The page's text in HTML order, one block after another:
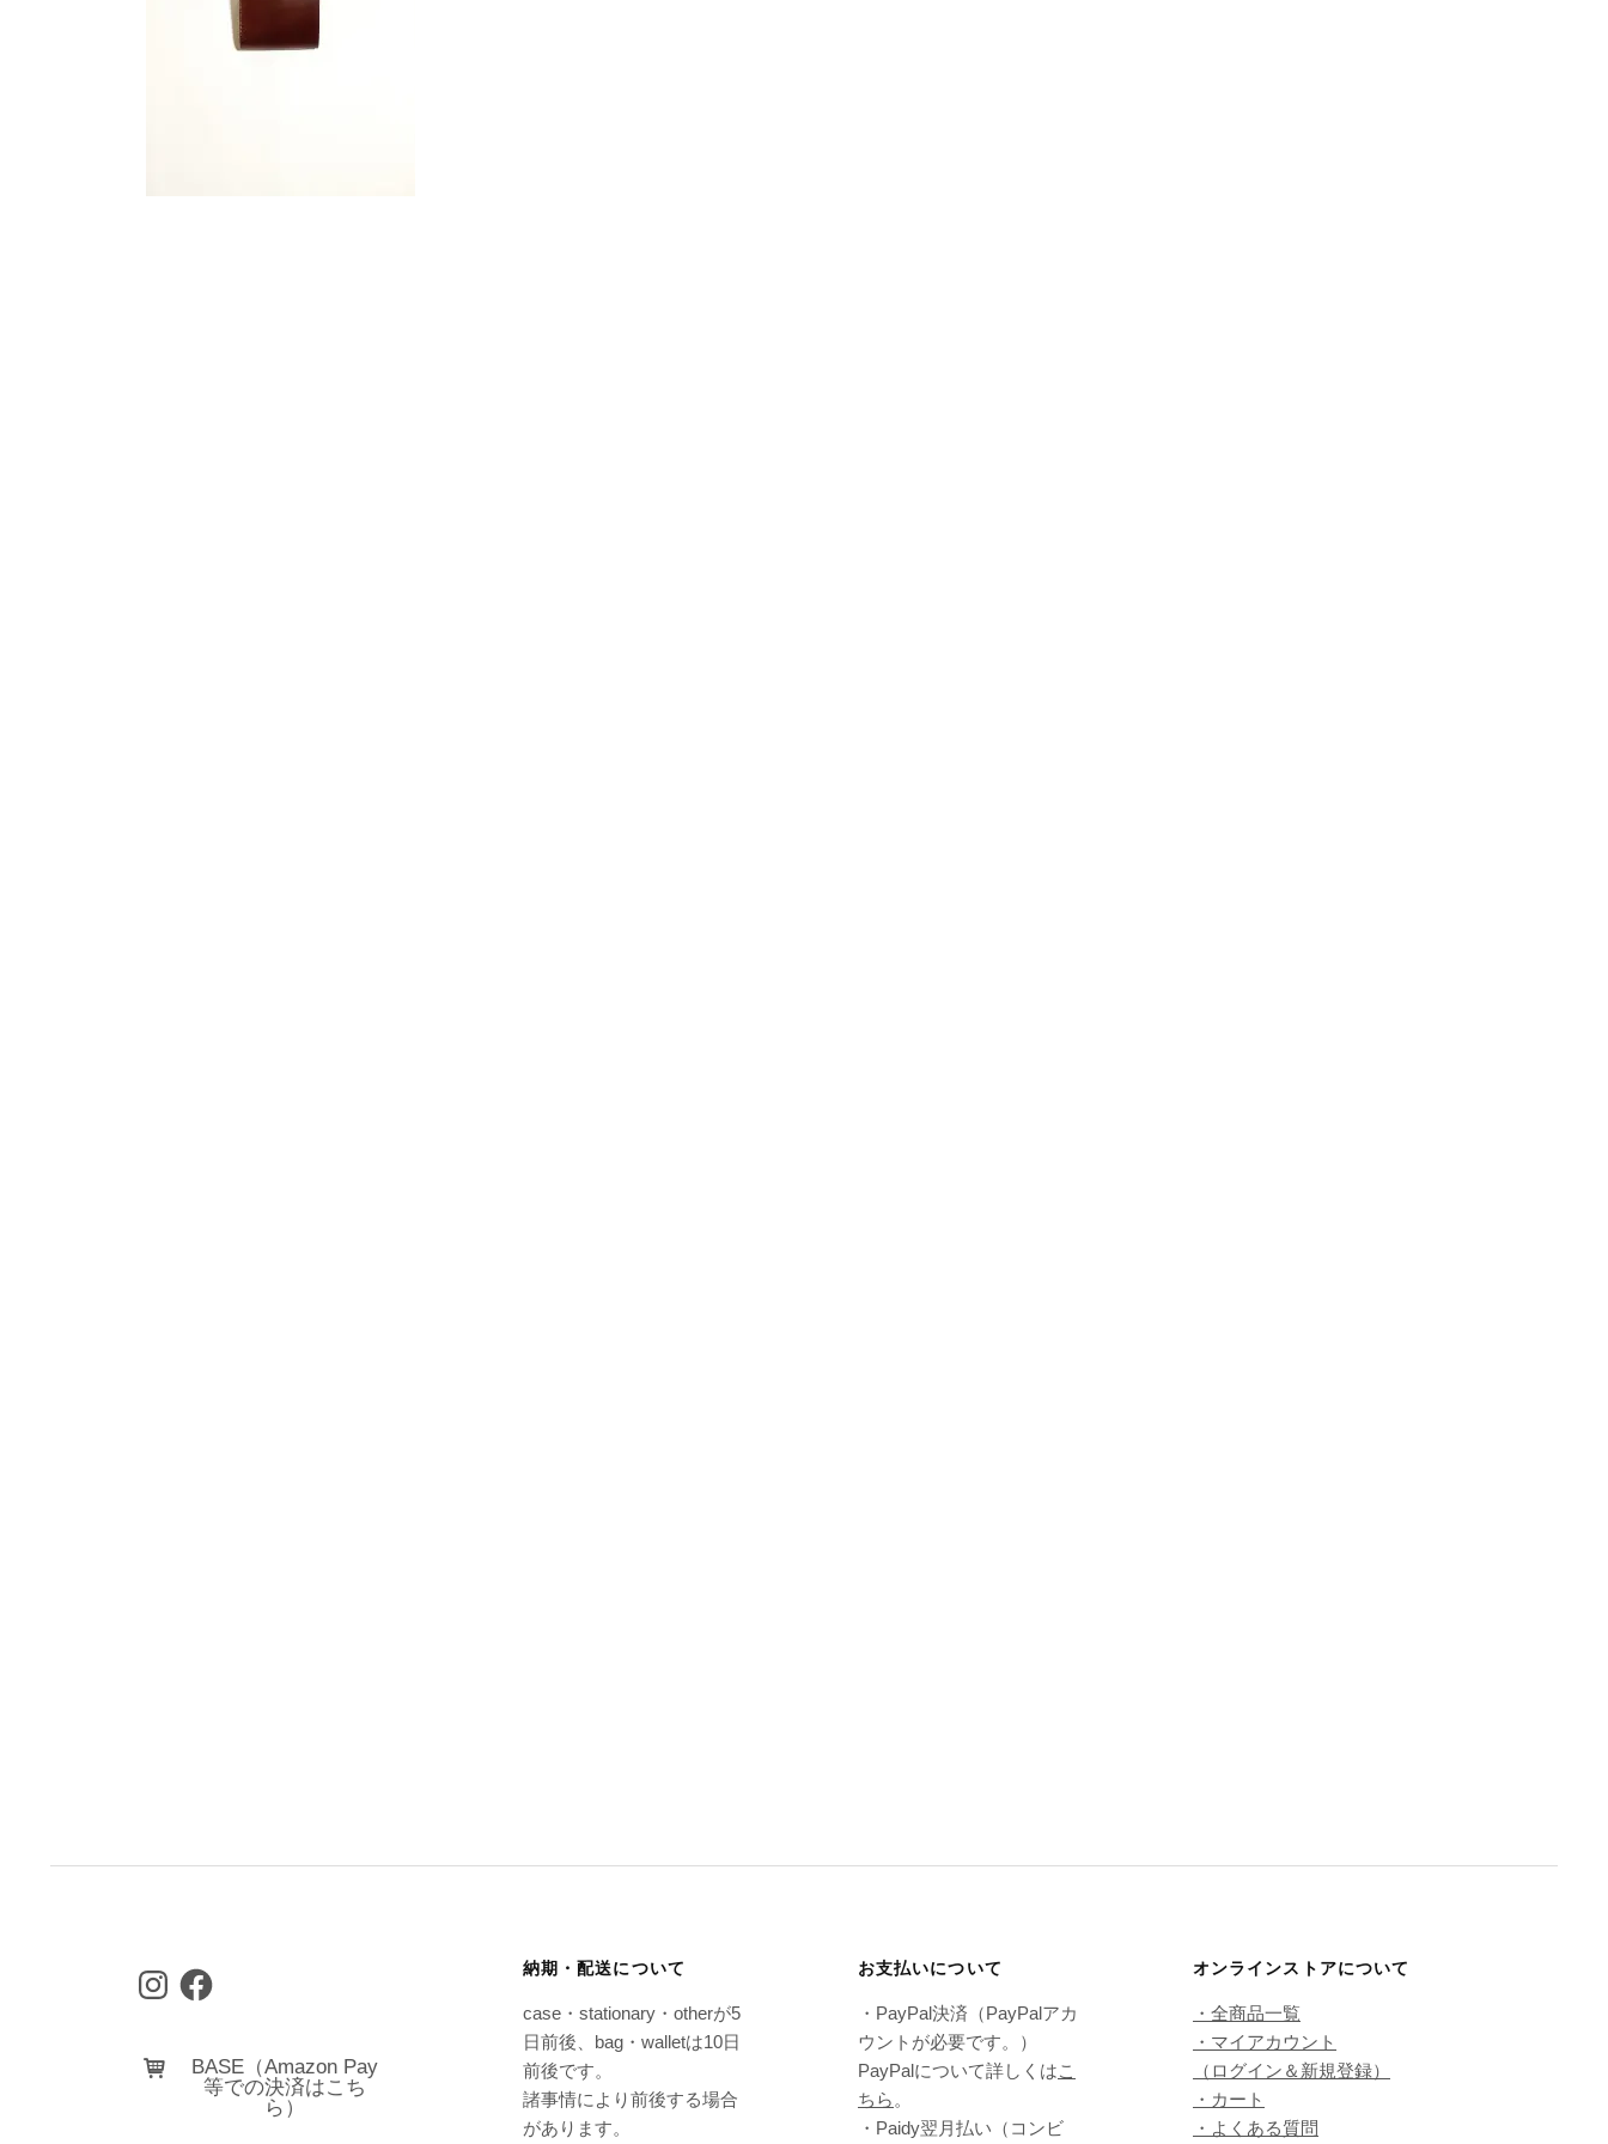
InstagramFacebook
BASE（Amazon Pay
等での決済はこち
ら）
納期・配送について
case・stationary・otherが5
日前後、bag・walletは10日
前後です。
諸事情により前後する場合
があります。
お支払いについて
・PayPal決済（PayPalアカ
ウントが必要です。）
PayPalについて詳しくはこ
ちら 。
・Paidy翌⽉払い（コンビ
オンラインストアについて
・全商品一覧
・マイアカウント
（ログイン＆新規登録）
・カート
・よくある質問